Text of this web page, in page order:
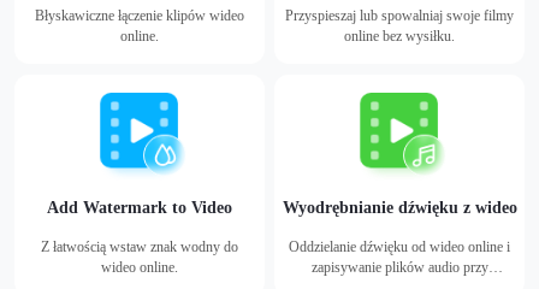
Błyskawiczne łączenie klipów wideo
online.
Przyspieszaj lub spowalniaj swoje filmy
online bez wysiłku.
Add Watermark to Video
Z łatwością wstaw znak wodny do
wideo online.
Wyodrębnianie dźwięku z wideo
Oddzielanie dźwięku od wideo online i
zapisywanie plików audio przy